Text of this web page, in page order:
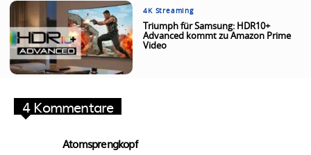
4K Streaming
Triumph für Samsung: HDR10+
Advanced kommt zu Amazon Prime
Video
4 Kommentare
Atomsprengkopf